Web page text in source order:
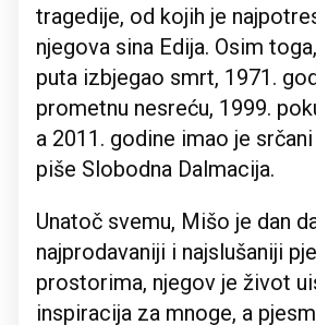
tragedije, od kojih je
njegova sina Edija. Osim
puta izbjegao smrt, 1971.
prometnu nesreću, 1999.
a 2011. godine imao je srčani
piše Slobodna Dalmacija.
Unatoč svemu, Mišo je dan
najprodavaniji i najslušaniji
prostorima, njegov je život
inspiracija za mnoge, a